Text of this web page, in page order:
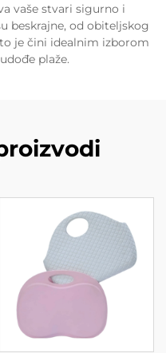
vaše stvari sigurno i
beskrajne, od obiteljskog
je čini idealnim izborom
plaže.